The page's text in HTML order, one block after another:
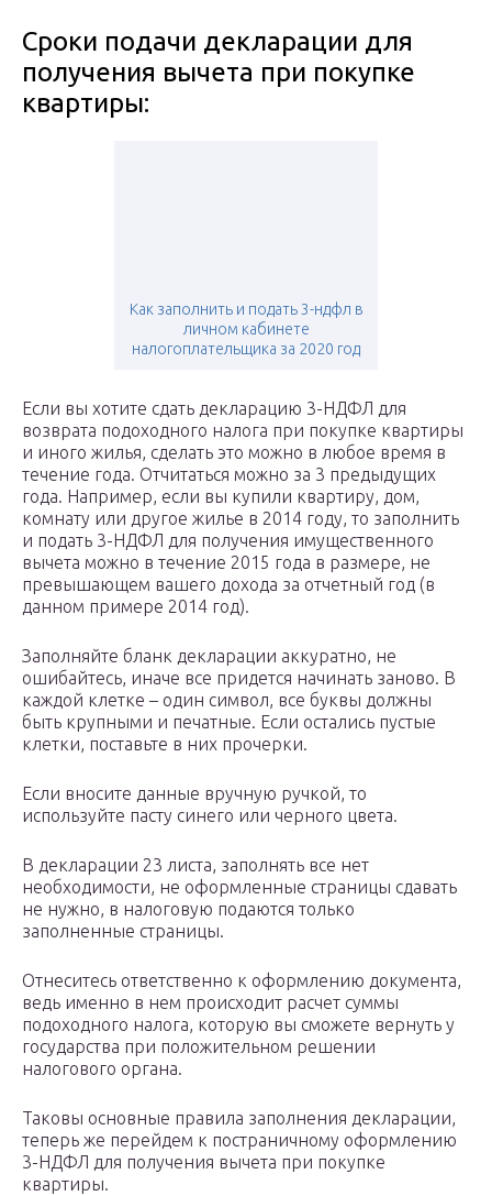
Сроки подачи декларации для
получения вычета при покупке
квартиры:
Как заполнить и подать 3-ндфл в
личном кабинете
налогоплательщика за 2020 год
Если вы хотите сдать декларацию 3-НДФЛ для
возврата подоходного налога при покупке квартиры
и иного жилья, сделать это можно в любое время в
течение года. Отчитаться можно за 3 предыдущих
года. Например, если вы купили квартиру, дом,
комнату или другое жилье в 2014 году, то заполнить
и подать 3-НДФЛ для получения имущественного
вычета можно в течение 2015 года в размере, не
превышающем вашего дохода за отчетный год (в
данном примере 2014 год).
Заполняйте бланк декларации аккуратно, не
ошибайтесь, иначе все придется начинать заново. В
каждой клетке – один символ, все буквы должны
быть крупными и печатные. Если остались пустые
клетки, поставьте в них прочерки.
Если вносите данные вручную ручкой, то
используйте пасту синего или черного цвета.
В декларации 23 листа, заполнять все нет
необходимости, не оформленные страницы сдавать
не нужно, в налоговую подаются только
заполненные страницы.
Отнеситесь ответственно к оформлению документа,
ведь именно в нем происходит расчет суммы
подоходного налога, которую вы сможете вернуть у
государства при положительном решении
налогового органа.
Таковы основные правила заполнения декларации,
теперь же перейдем к постраничному оформлению
3-НДФЛ для получения вычета при покупке
квартиры.